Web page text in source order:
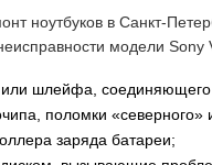
ноутбуков в Санкт-
модели Sony
или шлейфа,
поломки «северного»
заряда батареи;